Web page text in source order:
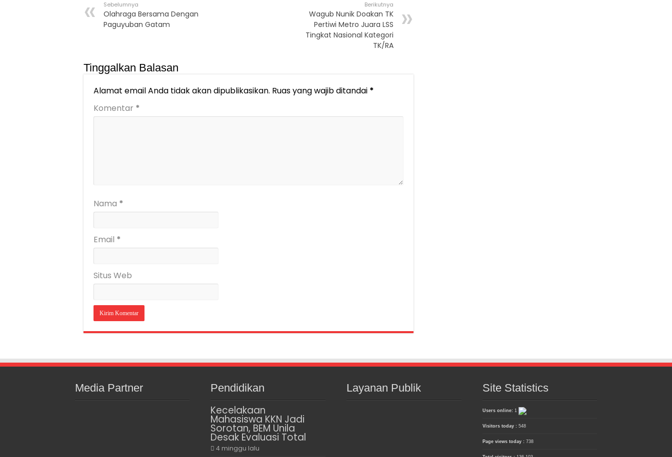
Sebelumnya
Olahraga Bersama Dengan
Paguyuban Gatam
Berikutnya
Wagub Nunik Doakan TK
Pertiwi Metro Juara LSS
Tingkat Nasional Kategori
TK/RA
Tinggalkan Balasan
Alamat email Anda tidak akan dipublikasikan. Ruas yang wajib ditandai *
Komentar *
Nama *
Email *
Situs Web
Media Partner Pendidikan
Kecelakaan
Mahasiswa KKN Jadi
Sorotan, BEM Unila
Desak Evaluasi Total
4 minggu lalu
Layanan Publik Site Statistics
Users online: 1
Visitors today : 548
Page views today : 738